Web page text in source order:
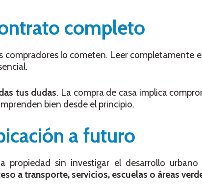
completo
compradores lo cometen. Leer completamente
tus dudas. La compra de casa implica
bien desde el principio.
a futuro
propiedad sin investigar el desarrollo urbano
a transporte, servicios, escuelas o áreas